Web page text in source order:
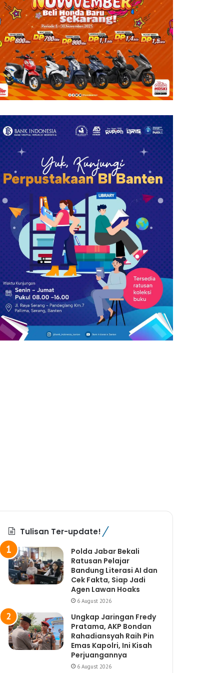
Tulisan Ter-update!
Polda Jabar Bekali
Ratusan Pelajar
Bandung Literasi AI dan
Cek Fakta, Siap Jadi
Agen Lawan Hoaks
6 August 2026
Ungkap Jaringan Fredy
Pratama, AKP Bondan
Rahadiansyah Raih Pin
Emas Kapolri, Ini Kisah
Perjuangannya
6 August 2026